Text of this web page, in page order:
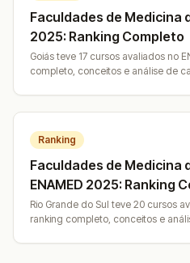
Faculdades de Medicina
2025: Ranking Completo
Goiás teve 17 cursos avaliados no
completo, conceitos e análise de
Ranking
Faculdades de Medicina
ENAMED 2025: Ranking
Rio Grande do Sul teve 20 cursos
ranking completo, conceitos e